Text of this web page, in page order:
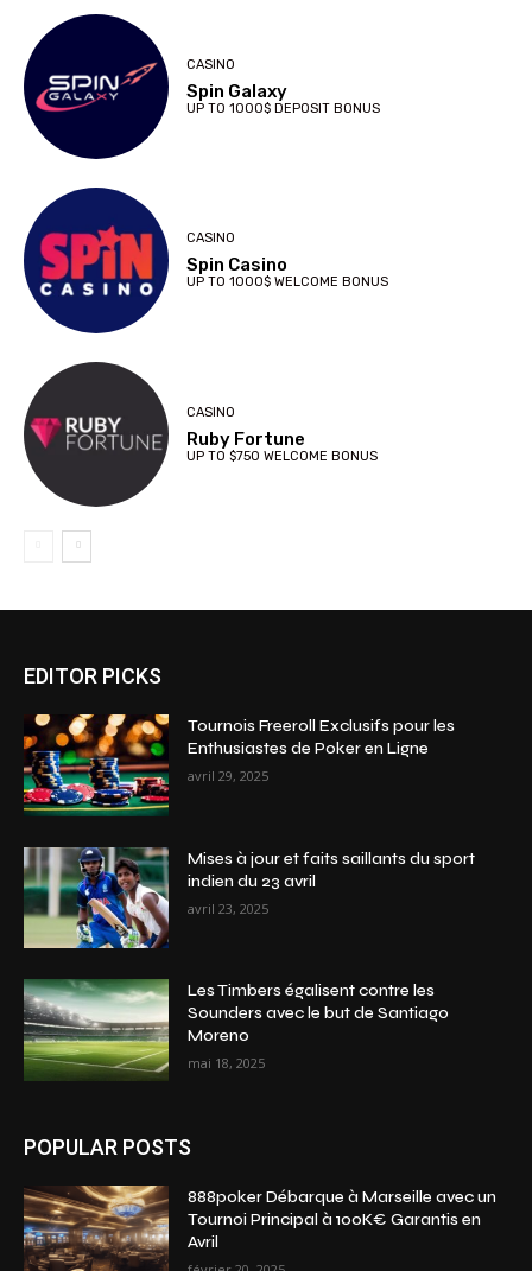
CASINO
Spin Galaxy
UP TO 1000$ DEPOSIT BONUS
CASINO
Spin Casino
UP TO 1000$ WELCOME BONUS
CASINO
Ruby Fortune
UP TO $750 WELCOME BONUS
EDITOR PICKS
Tournois Freeroll Exclusifs pour les
Enthusiastes de Poker en Ligne
avril 29, 2025
Mises à jour et faits saillants du sport
indien du 23 avril
avril 23, 2025
Les Timbers égalisent contre les
Sounders avec le but de Santiago
Moreno
mai 18, 2025
POPULAR POSTS
888poker Débarque à Marseille avec un
Tournoi Principal à 100K€ Garantis en
Avril